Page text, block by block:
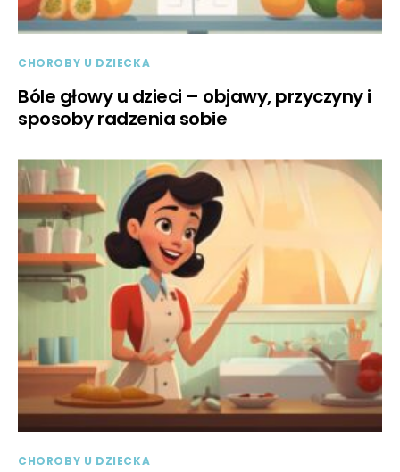
CHOROBY U DZIECKA
Bóle głowy u dzieci – objawy, przyczyny i
sposoby radzenia sobie
CHOROBY U DZIECKA